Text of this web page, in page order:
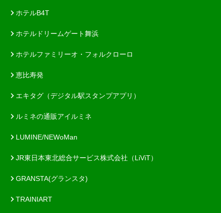
ホテルB4T
ホテルドリームゲート舞浜
ホテルファミリーオ・フォルクローロ
恵比寿発
エキタグ（デジタル駅スタンプアプリ）
ルミネの通販アイルミネ
LUMINE/NEWoMan
JR東日本東北総合サービス株式会社（LiViT）
GRANSTA(グランスタ)
TRAINIART